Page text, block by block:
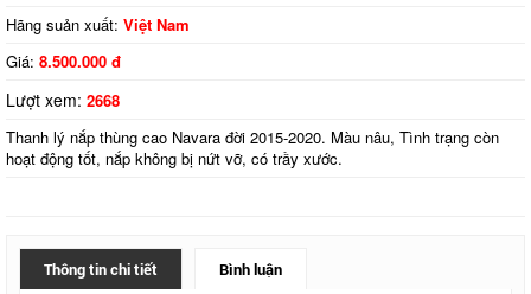
Hãng suản xuất: Việt Nam
Giá: 8.500.000 đ
Lượt xem: 2668
Thanh lý nắp thùng cao Navara đời 2015-2020. Màu nâu, Tình trạng còn
hoạt động tốt, nắp không bị nứt vỡ, có trầy xước.
Thông tin chi tiết Bình luận